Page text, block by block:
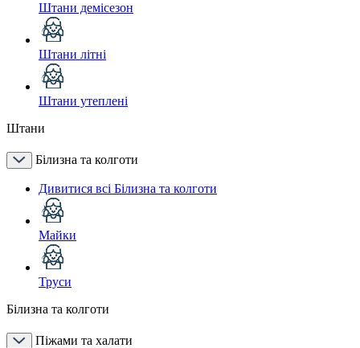
Штани демісезон
Штани літні
Штани утеплені
Штани
Білизна та колготи
Дивитися всі Білизна та колготи
Майки
Труси
Білизна та колготи
Піжами та халати